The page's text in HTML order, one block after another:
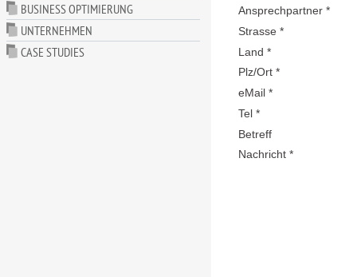
BUSINESS OPTIMIERUNG
UNTERNEHMEN
CASE STUDIES
Ansprechpartner *
Strasse *
Land *
Plz/Ort *
eMail *
Tel *
Betreff
Nachricht *